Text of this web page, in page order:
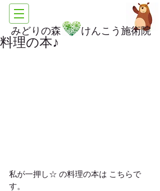
みどりの森 けんこう施術院
料理の本♪
私が一押し☆ の料理の本は こちらで
す。